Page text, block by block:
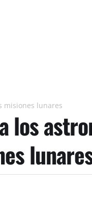
misiones lunares
los